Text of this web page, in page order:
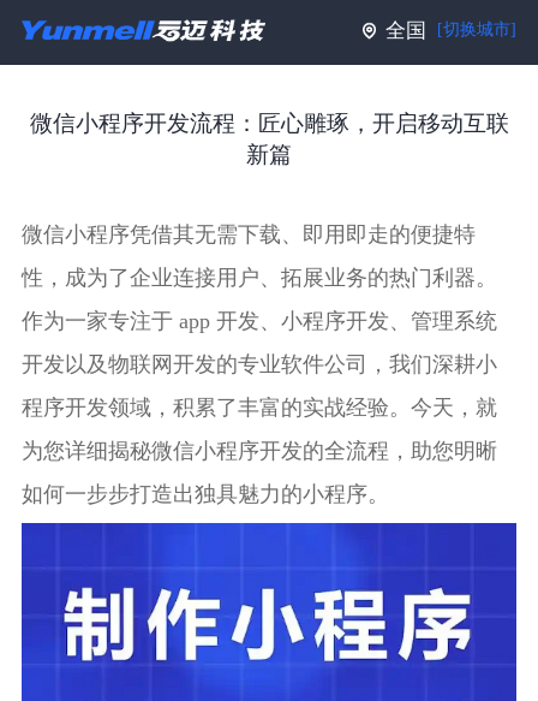
全国 [切换城市]
微信小程序开发流程：匠心雕琢，开启移动互联
新篇
微信小程序凭借其无需下载、即用即走的便捷特
性，成为了企业连接用户、拓展业务的热门利器。
作为一家专注于 app 开发、小程序开发、管理系统
开发以及物联网开发的专业软件公司，我们深耕小
程序开发领域，积累了丰富的实战经验。今天，就
为您详细揭秘微信小程序开发的全流程，助您明晰
如何一步步打造出独具魅力的小程序。